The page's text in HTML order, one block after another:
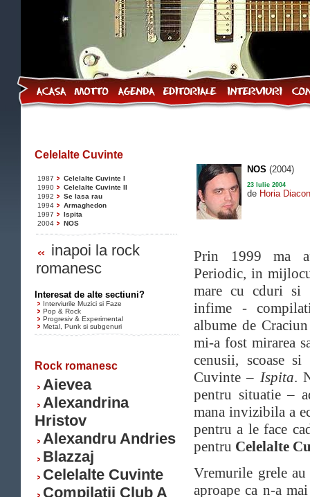
Celelalte Cuvinte
1987
Celelalte Cuvinte I
1990
Celelalte Cuvinte II
1992
Se lasa rau
1994
Armaghedon
1997
Ispita
2004
NOS
inapoi la rock
romanesc
Interesat de alte sectiuni?
Interviurile Muzici si Faze
Pop & Rock
Progresiv & Experimental
Metal, Punk si subgenuri
Rock romanesc
Aievea
Alexandrina
Hristov
Alexandru Andries
Blazzaj
Celelalte Cuvinte
Compilatii Club A
NOS (2004)
23 Iulie 2004
de Horia
Prin 1999 ma
Periodic, in
mare cu cduri si
infime -
albume de
mi-a fost mirarea
cenusii, scoase si
Cuvinte – Ispita.
pentru situatie –
mana invizibila a
pentru a le face
pentru Celelalte
Vremurile grele
aproape ca n-a